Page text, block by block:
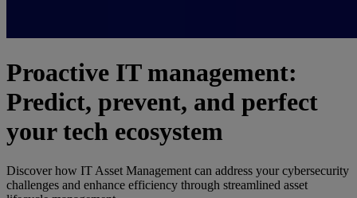
Proactive IT management:
Predict, prevent, and perfect
your tech ecosystem
Discover how IT Asset Management can address your cybersecurity
challenges and enhance efficiency through streamlined asset